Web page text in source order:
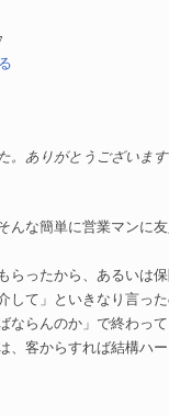
。ありがとうございま
んな簡単に営業マンに
らったから、あるいは
して」といきなり言っ
ならんのか」で終わっ
、客からすれば結構ハ